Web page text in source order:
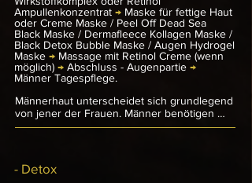
Creme abgerundet, um Rötungen zu lindern
und die Haut zu entspannen. Zum Abschluss
folgt eine spezielle Pflege für die
Augenpartie und eine Männer-Tagespflege,
die den Tag über Schutz und Feuchtigkeit
spendet. Das Resultat: Eine erfrischte,
angenehm weich anfühlt und eine gesunde
Ausstrahlung hat.
Ampullenkonzentrat → Maske für fettige Haut
oder Creme Maske / Peel Off Dead Sea
Black Maske / Dermafleece Kollagen Maske /
Black Detox Bubble Maske / Augen Hydrogel
Maske → Massage mit Retinol Creme (wenn
möglich) → Abschluss - Augenpartie →
Männer Tagespflege.
Männerhaut unterscheidet sich grundlegend
von jener der Frauen. Männer benötigen
daher eine Pflege, die ihren eigenen
dass Männer eine 20 Prozent dickere Haut
als Frauen haben. Gleichzeitig hat
- Detox